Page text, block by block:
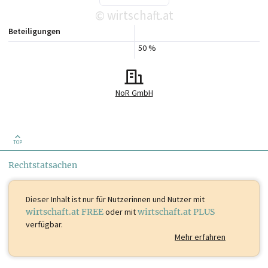
© wirtschaft.at
NoR GmbH
50 %
Beteiligungen
TOP
Rechtstatsachen
Dieser Inhalt istnur für Nutzerinnen und Nutzer mit
wirtschaft.at FREEoder mitwirtschaft.at PLUS
verfügbar.
Mehr erfahren